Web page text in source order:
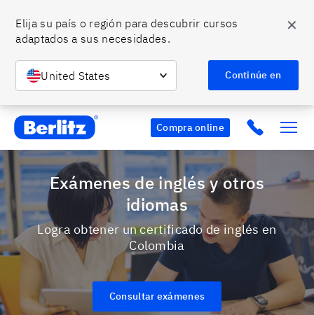
Elija su país o región para descubrir cursos
adaptados a sus necesidades.
United States Continúe en
✕
Berlitz CO Compra online Click to
Exámenes de inglés y otros
idiomas
Logra obtener un certificado de inglés en
Colombia
Consultar exámenes